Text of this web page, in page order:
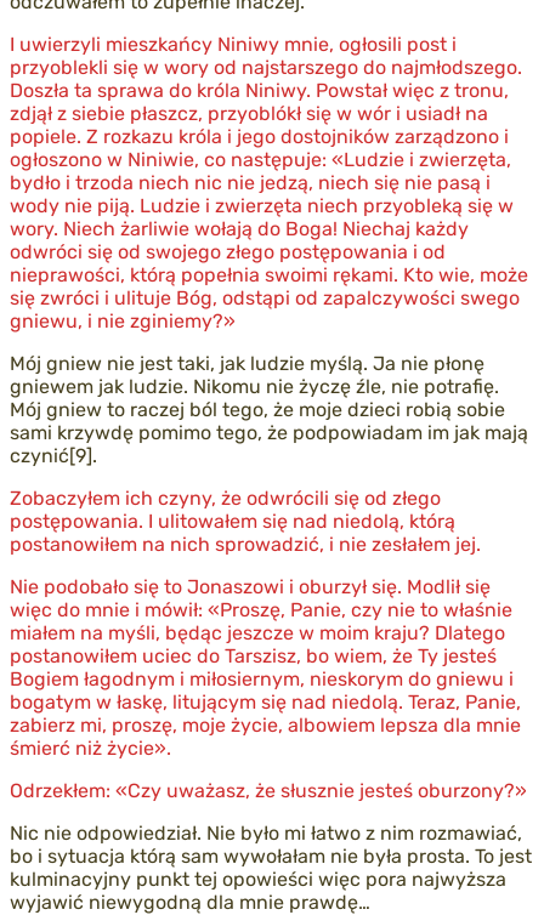
I uwierzyli mieszkańcy Niniwy mnie, ogłosili post i
przyoblekli się w wory od najstarszego do najmłodszego.
Doszła ta sprawa do króla Niniwy. Powstał więc z tronu,
zdjął z siebie płaszcz, przyoblókł się w wór i usiadł na
popiele. Z rozkazu króla i jego dostojników zarządzono i
ogłoszono w Niniwie, co następuje: «Ludzie i zwierzęta,
bydło i trzoda niech nic nie jedzą, niech się nie pasą i
wody nie piją. Ludzie i zwierzęta niech przyobleką się w
wory. Niech żarliwie wołają do Boga! Niechaj każdy
odwróci się od swojego złego postępowania i od
nieprawości, którą popełnia swoimi rękami. Kto wie, może
się zwróci i ulituje Bóg, odstąpi od zapalczywości swego
gniewu, i nie zginiemy?»
Mój gniew nie jest taki, jak ludzie myślą. Ja nie płonę
gniewem jak ludzie. Nikomu nie życzę źle, nie potrafię.
Mój gniew to raczej ból tego, że moje dzieci robią sobie
sami krzywdę pomimo tego, że podpowiadam im jak mają
czynić[9].
Zobaczyłem ich czyny, że odwrócili się od złego
postępowania. I ulitowałem się nad niedolą, którą
postanowiłem na nich sprowadzić, i nie zesłałem jej.
Nie podobało się to Jonaszowi i oburzył się. Modlił się
więc do mnie i mówił: «Proszę, Panie, czy nie to właśnie
miałem na myśli, będąc jeszcze w moim kraju? Dlatego
postanowiłem uciec do Tarszisz, bo wiem, że Ty jesteś
Bogiem łagodnym i miłosiernym, nieskorym do gniewu i
bogatym w łaskę, litującym się nad niedolą. Teraz, Panie,
zabierz mi, proszę, moje życie, albowiem lepsza dla mnie
śmierć niż życie».
Odrzekłem: «Czy uważasz, że słusznie jesteś oburzony?»
Nic nie odpowiedział. Nie było mi łatwo z nim rozmawiać,
bo i sytuacja którą sam wywołałam nie była prosta. To jest
kulminacyjny punkt tej opowieści więc pora najwyższa
wyjawić niewygodną dla mnie prawdę…